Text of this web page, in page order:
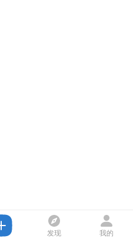
发现 我的